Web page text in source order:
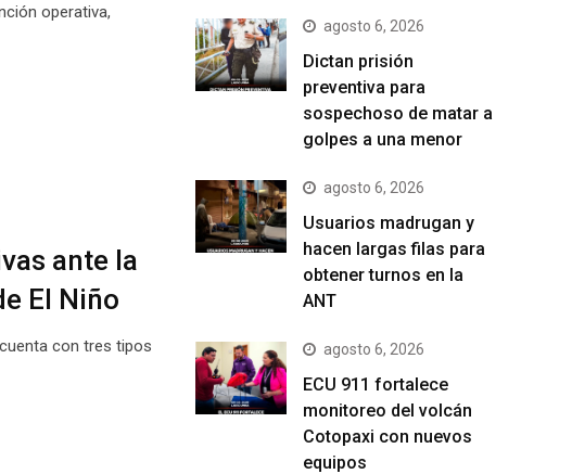
operativa,
ante la
El Niño
con tres tipos
agosto 6, 2026
Dictan prisión
preventiva para
sospechoso de matar a
golpes a una menor
agosto 6, 2026
Usuarios madrugan y
hacen largas filas para
obtener turnos en la
ANT
agosto 6, 2026
ECU 911 fortalece
monitoreo del volcán
Cotopaxi con nuevos
equipos